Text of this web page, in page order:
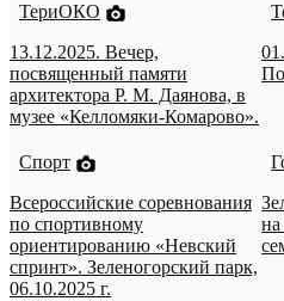
ТериОКО
13.12.2025. Вечер,
посвященный памяти
архитектора Р. М. Даянова, в
музее «Келломяки-Комарово».
Спорт
Всероссийские соревнования
по спортивному
ориентированию «Невский
спринт». Зеленогорский парк,
06.10.2025 г.
на